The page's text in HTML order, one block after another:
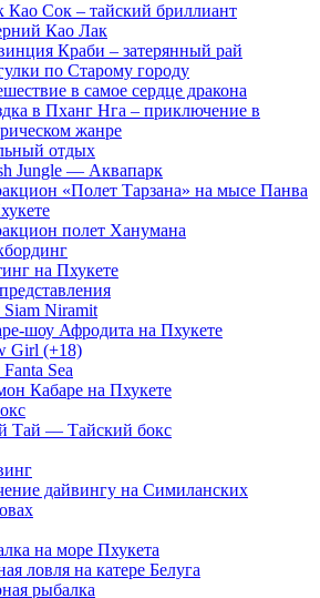
Као Сок – тайский бриллиант
Као Лак
Краби – затерянный рай
по Старому городу
в самое сердце дракона
в Пханг Нга – приключение в
жанре
отдых
Jungle — Аквапарк
«Полет Тарзана» на мысе Панва
полет Ханумана
на Пхукете
Niramit
шоу Афродита на Пхукете
Girl (+18)
Sea
Кабаре на Пхукете
Тай — Тайский бокс
дайвингу на Симиланских
на море Пхукета
ловля на катере Белуга
рыбалка